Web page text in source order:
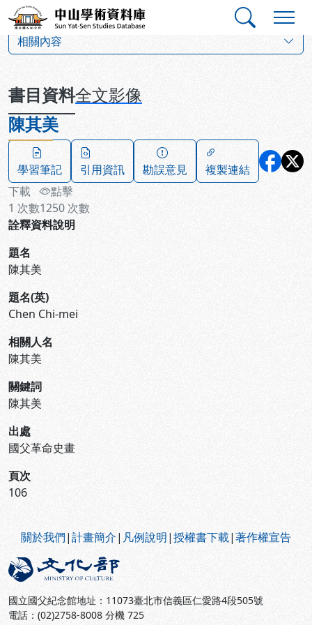
跳到主要內容
中山學術資料庫
相關內容
書目資料全文影像
陳其美
學習筆記 引用資訊 勘誤意見
複製連結
下載
1 次數
點擊
1250 次數
詮釋資料說明
題名
陳其美
題名(英)
Chen Chi-mei
相關人名
陳其美
關鍵詞
陳其美
出處
國父革命史畫
頁次
106
關於我們|計畫簡介| 凡例說明|授權書下載|著作權宣告
國立國父紀念館地址：11073臺北市信義區仁愛路4段505號
電話：(02)2758-8008 分機 725